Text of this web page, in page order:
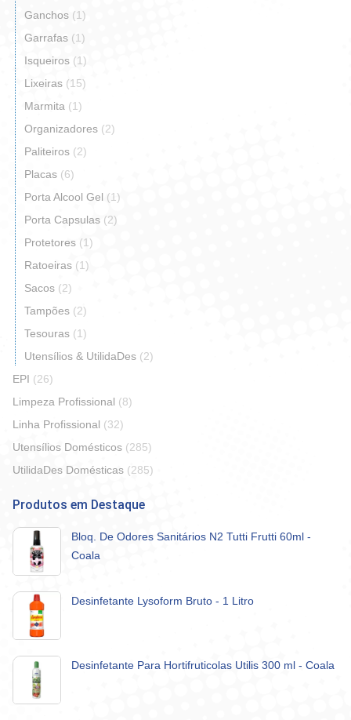
Ganchos (1)
Garrafas (1)
Isqueiros (1)
Lixeiras (15)
Marmita (1)
Organizadores (2)
Paliteiros (2)
Placas (6)
Porta Alcool Gel (1)
Porta Capsulas (2)
Protetores (1)
Ratoeiras (1)
Sacos (2)
Tampões (2)
Tesouras (1)
Utensílios & UtilidaDes (2)
EPI (26)
Limpeza Profissional (8)
Linha Profissional (32)
Utensílios Domésticos (285)
UtilidaDes Domésticas (285)
Produtos em Destaque
Bloq. De Odores Sanitários N2 Tutti Frutti 60ml -
Coala
Desinfetante Lysoform Bruto - 1 Litro
Desinfetante Para Hortifruticolas Utilis 300 ml - Coala